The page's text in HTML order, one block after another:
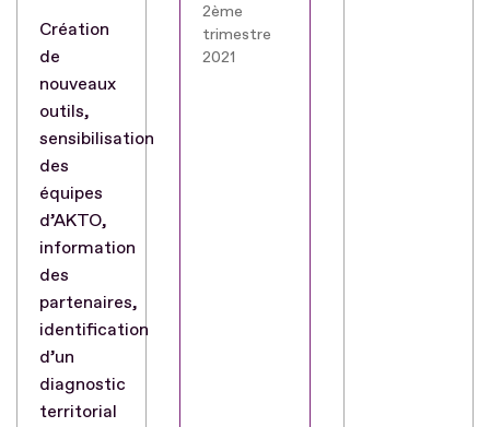
Création
de
nouveaux
outils,
sensibilisation
des
équipes
d’AKTO,
information
des
partenaires,
identification
d’un
diagnostic
territorial
2ème
trimestre
2021